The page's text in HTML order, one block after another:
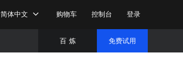
简体中文 购物车 控制台 登录
百 炼 免费试用